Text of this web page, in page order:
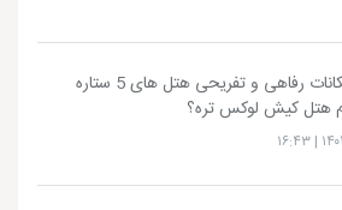
مقایسه امکانات رفاهی و تفریحی هتل های 5 ستاره
هتل کیش لوکس تره؟